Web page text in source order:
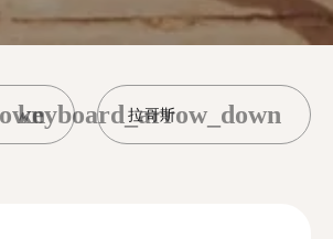
拉哥斯
keyboard_arrow_down